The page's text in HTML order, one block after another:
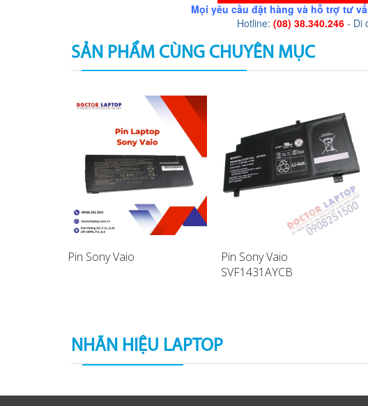
Mọi yêu cầu đặt hàng và hỗ trợ tư
Hotline: (08) 38.340.246- Di
SẢN PHẨM CÙNG CHUYÊN MỤC
Pin Sony Vaio
Pin Sony Vaio
SVF1431AYCB
NHÃN HIỆU LAPTOP